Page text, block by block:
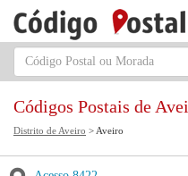
Códigos Postais de
Distrito de Aveiro > Aveiro